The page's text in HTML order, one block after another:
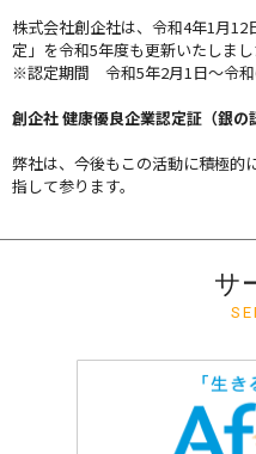
株式会社創企社は、令和4年1月
定」を令和5年度も更新いたしまし
※認定期間 令和5年2月1日～令和
創企社 健康優良企業認定証（銀
弊社は、今後もこの活動に積極的
指して参ります。
サ